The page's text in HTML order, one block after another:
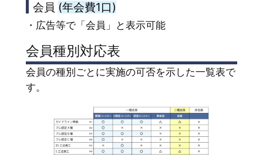
会員 (年会費1口)
・広告等で「会員」と表示可能
会員種別対応表
会員の種別ごとに実施の可否を示した一覧表で
す。